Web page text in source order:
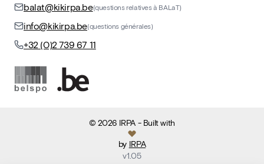
balat@kikirpa.be(questions relatives à BALaT)
info@kikirpa.be(questions générales)
+32 (0)2 739 67 11
©2026 IRPA- Built with
by IRPA
v1.05